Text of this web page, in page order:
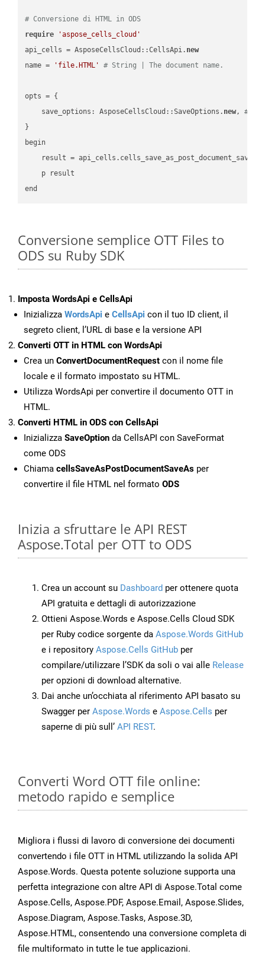
# Conversione di HTML in ODS
require
'aspose_cells_cloud'
api_cells = AsposeCellsCloud::CellsApi. new
name =
'file.HTML' # String | The document name.
opts = {
    save_options: AsposeCellsCloud::SaveOptions.
new, #
}
begin
result =
    p result
Conversione semplice OTT Files to
ODS su Ruby SDK
Imposta WordsApi e CellsApi
Inizializza WordsApi e CellsApi con il tuo ID client, il
segreto client, l’URL di base e la versione API
Converti OTT in HTML con WordsApi
Crea un ConvertDocumentRequest con il nome file
locale e il formato impostato su HTML.
Utilizza WordsApi per convertire il documento OTT in
HTML.
Converti HTML in ODS con CellsApi
Inizializza SaveOption da CellsAPI con SaveFormat
come ODS
Chiama cellsSaveAsPostDocumentSaveAs per
convertire il file HTML nel formato ODS
Inizia a sfruttare le API REST
Aspose.Total per OTT to ODS
Crea un account su Dashboard per ottenere quota
API gratuita e dettagli di autorizzazione
Ottieni Aspose.Words e Aspose.Cells Cloud SDK
per Ruby codice sorgente da Aspose.Words GitHub
e i repository Aspose.Cells GitHub per
compilare/utilizzare l’SDK da soli o vai alle Release
per opzioni di download alternative.
Dai anche un’occhiata al riferimento API basato su
Swagger per Aspose.Words e Aspose.Cells per
saperne di più sull’ API REST.
Converti Word OTT file online:
metodo rapido e semplice
Migliora i flussi di lavoro di conversione dei documenti
convertendo i file OTT in HTML utilizzando la solida API
Aspose.Words. Questa potente soluzione supporta una
perfetta integrazione con altre API di Aspose.Total come
Aspose.Cells, Aspose.PDF, Aspose.Email, Aspose.Slides,
Aspose.Diagram, Aspose.Tasks, Aspose.3D,
Aspose.HTML, consentendo una conversione completa di
file multiformato in tutte le tue applicazioni.